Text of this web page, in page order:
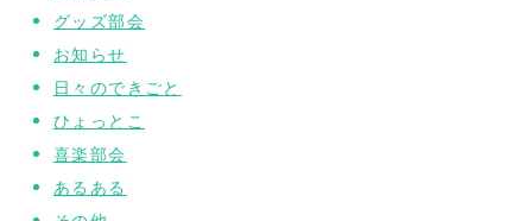
グッズ部会
お知らせ
日々のできごと
ひょっとこ
喜楽部会
あるある